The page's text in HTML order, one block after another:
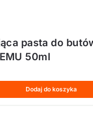
pasta do
50ml
Dodaj do koszyka